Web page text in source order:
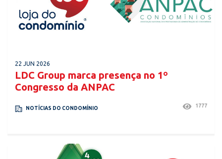
22 JUN 2026
LDC Group marca presença no 1º
Congresso da ANPAC
NOTÍCIAS DO CONDOMÍNIO 1777